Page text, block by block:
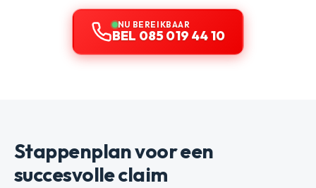
NU BEREIKBAAR
BEL 085 019 44 10
Stappenplan voor een
succesvolle claim